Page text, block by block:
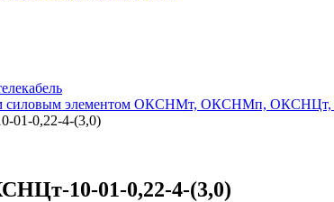
силовым элементом ОКСНМт, ОКСНМп,
01-0,22-4-(3,0)
10-01-0,22-4-(3,0)